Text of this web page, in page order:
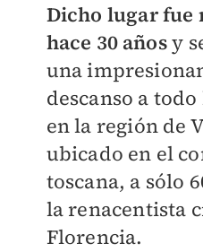
Dicho lugar fue
hace 30 añosy
una
descanso a
en la región de
ubicado en el
toscana, a sólo
la renacentista
Florencia.